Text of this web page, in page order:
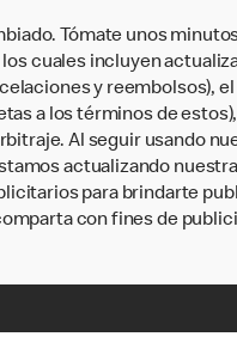
Tómate unos
cuales incluyen
y reembolsos),
a los términos de
Al seguir usando
actualizando nuestra
para brindarte
con fines de